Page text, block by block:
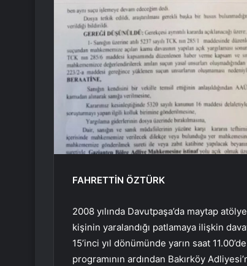
FAHRETTİN ÖZTÜRK
2008 yılında Davutpaşa’da maytap
kişinin yaralandığı patlamaya ilişkin
15’inci yıl dönümünde yarın saat
programının ardından Bakırköy